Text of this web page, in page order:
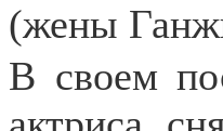
(жены
В своем